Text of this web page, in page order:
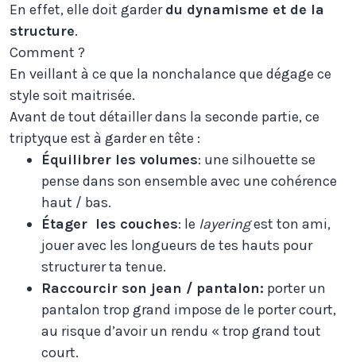
En effet, elle doit garderdu dynamisme et de la
structure.
Comment ?
En veillant à ce que la nonchalance que dégage ce
style soit maitrisée.
Avant de tout détailler dans la seconde partie, ce
triptyque est à garder en tête :
Équilibrer les volumes: une silhouette se
pense dans son ensemble avec une cohérence
haut / bas.
Étager les couches: le layeringest ton ami,
jouer avec les longueurs de tes hauts pour
structurer ta tenue.
Raccourcir son jean / pantalon: porter un
pantalon trop grand impose de le porter court,
au risque d’avoir un rendu « trop grand tout
court.